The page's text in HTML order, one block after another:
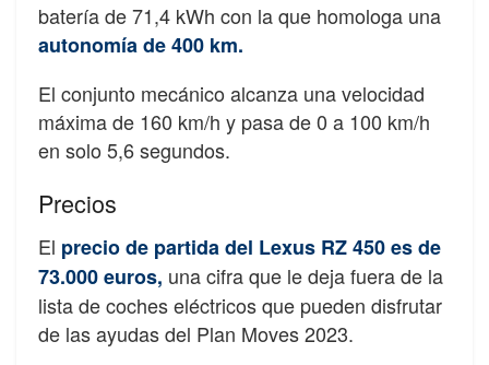
batería de 71,4 kWh con la que homologa una
autonomía de 400 km.
El conjunto mecánico alcanza una velocidad
máxima de 160 km/h y pasa de 0 a 100 km/h
en solo 5,6 segundos.
Precios
El precio de partida del Lexus RZ 450 es de
73.000 euros, una cifra que le deja fuera de la
lista de coches eléctricos que pueden disfrutar
de las ayudas del Plan Moves 2023.